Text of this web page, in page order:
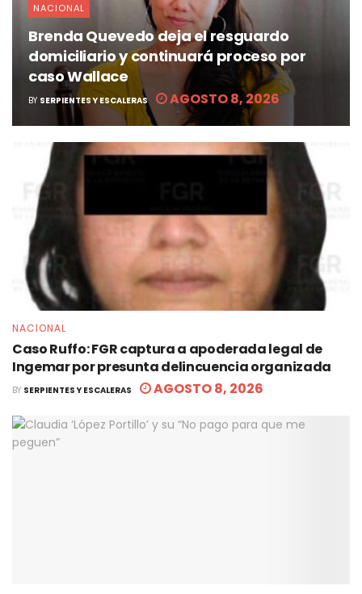
NACIONAL
Brenda Quevedo deja el resguardo
domiciliario y continuará proceso por
caso Wallace
BY SERPIENTES Y ESCALERAS AGOSTO 8, 2026
NACIONAL
Caso Ruffo: FGR captura a apoderada legal de
Ingemar por presunta delincuencia organizada
BY SERPIENTES Y ESCALERAS AGOSTO 8, 2026